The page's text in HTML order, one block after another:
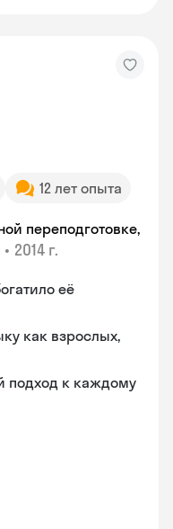
12 лет опыта
переподготовке,
• 2014 г.
её
как взрослых,
подход к каждому